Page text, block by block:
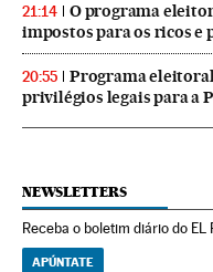
21:14
O programa
impostos para os ricos e
20:55
Programa
privilégios legais para a
NEWSLETTERS
Receba o boletim diário do EL
APÚNTATE